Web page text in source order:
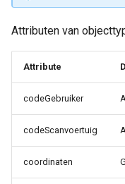
Attributen van
Attribute
codeGebruiker
codeScanvoertuig
coordinaten